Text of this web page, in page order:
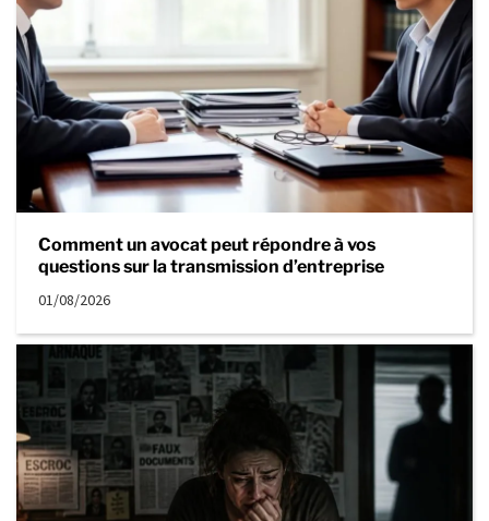
Comment un avocat peut répondre à vos
questions sur la transmission d’entreprise
01/08/2026